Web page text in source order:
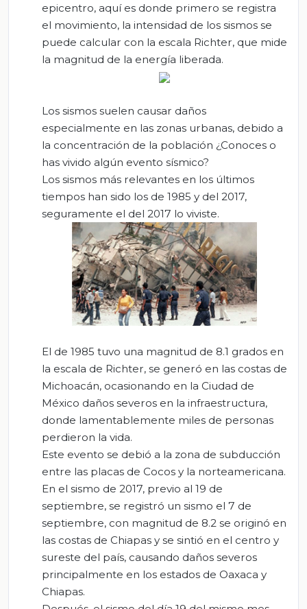
epicentro, aquí es donde primero se registra
el movimiento, la intensidad de los sismos se
puede calcular con la escala Richter, que mide
la magnitud de la energía liberada.
Los sismos suelen causar daños
especialmente en las zonas urbanas, debido a
la concentración de la población ¿Conoces o
has vivido algún evento sísmico?
Los sismos más relevantes en los últimos
tiempos han sido los de 1985 y del 2017,
seguramente el del 2017 lo viviste.
El de 1985 tuvo una magnitud de 8.1 grados en
la escala de Richter, se generó en las costas de
Michoacán, ocasionando en la Ciudad de
México daños severos en la infraestructura,
donde lamentablemente miles de personas
perdieron la vida.
Este evento se debió a la zona de subducción
entre las placas de Cocos y la norteamericana.
En el sismo de 2017, previo al 19 de
septiembre, se registró un sismo el 7 de
septiembre, con magnitud de 8.2 se originó en
las costas de Chiapas y se sintió en el centro y
sureste del país, causando daños severos
principalmente en los estados de Oaxaca y
Chiapas.